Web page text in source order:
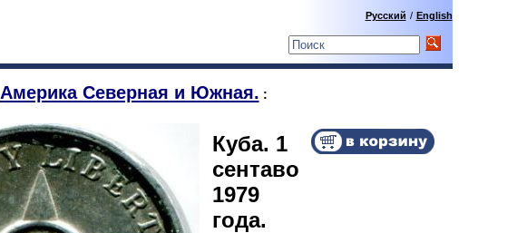
Русский / English
Америка Северная и Южная. :
Куба. 1
сентаво
1979
года.